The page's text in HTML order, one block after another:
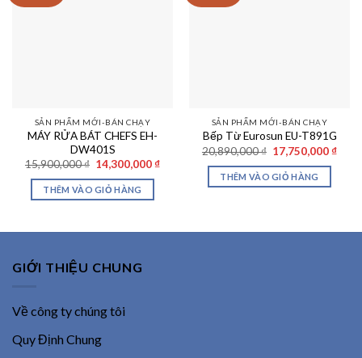
SẢN PHẨM MỚI-BÁN CHẠY
MÁY RỬA BÁT CHEFS EH-
DW401S
15,900,000₫ Giá
gốc
là:
15,900,000 ₫.
14,300,000 ₫Giá
THÊM VÀO GIỎ HÀNG
SẢN PHẨM MỚI-BÁN CHẠY
Bếp Từ Eurosun EU-T891G
20,890,000₫ Giá
gốc
là:
20,890,000 ₫.
17,750,000 ₫Giá
THÊM VÀO GIỎ HÀNG
GIỚI THIỆU CHUNG
Về công ty chúng tôi
Quy Định Chung